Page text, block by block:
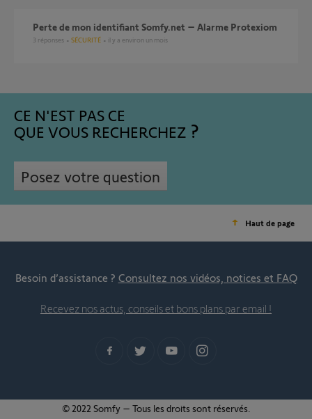
Perte de mon identifiant Somfy.net – Alarme Protexiom
3 réponses SÉCURITÉ il y a environ un mois
CE N'EST PAS CE
QUE VOUS RECHERCHEZ
Posez votre question
Haut de page
Besoin d’assistance ? Consultez nos vidéos, notices et FAQ
Recevez nos actus, conseils et bons plans par email !
© 2022 Somfy – Tous les droits sont réservés.